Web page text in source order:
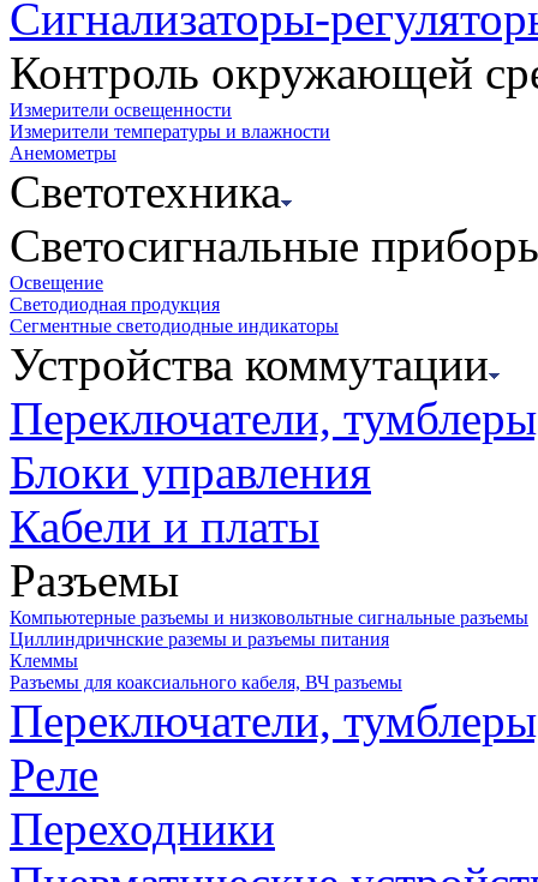
Сигнализаторы-
Контроль окружающей
Измерители освещенности
Измерители температуры и влажности
Анемометры
Светотехника
Светосигнальные
Освещение
Светодиодная продукция
Сегментные светодиодные индикаторы
Устройства коммутации
Переключатели,
Блоки управления
Кабели и платы
Разъемы
Компьютерные разъемы и низковольтные сигнальные разъемы
Циллиндричнские раземы и разъемы питания
Клеммы
Разъемы для коаксиального кабеля, ВЧ разъемы
Переключатели,
Реле
Переходники